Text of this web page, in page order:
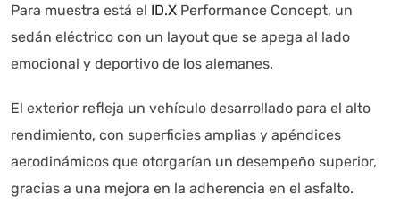
Para muestra está el ID.X Performance Concept, un
sedán eléctrico con un layout que se apega al lado
emocional y deportivo de los alemanes.
El exterior refleja un vehículo desarrollado para el alto
rendimiento, con superficies amplias y apéndices
aerodinámicos que otorgarían un desempeño superior,
gracias a una mejora en la adherencia en el asfalto.